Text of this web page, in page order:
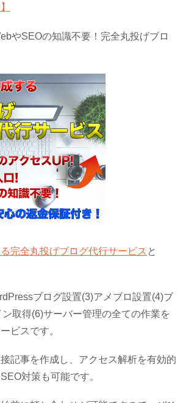
やSEOの知識不要！完全丸投げブロ
完全丸投げブログ代行サービス と
ブログ設置(3)アメブロ設置(4)ブ
取得(6)サーバー管理の全ての作業を
ビスです。
記事を作成し、アクセス解析を有効的
対策も可能です。